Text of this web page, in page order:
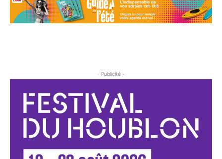
- Publicité -